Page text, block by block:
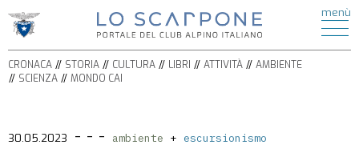
menù
HOME
CRONACA
STORIA
AMBIENTE
ATTIVITÀ
ESCURSIONISMO
ALPINISMO
ARRAMPICATA
SPELEOLOGIA
CRONACA STORIA CULTURA LIBRI ATTIVITÀ
AMBIENTE
SCIENZA
MONDO CAI
30.05.2023 - - - ambiente escursionismo